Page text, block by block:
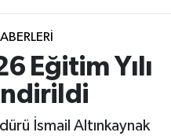
Eğitim Yılı
İsmail Altınkaynak